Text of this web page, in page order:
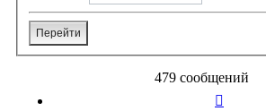
479 сообщений